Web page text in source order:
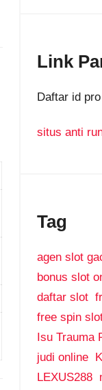
Link
Daftar id pro
situs anti
Tag
agen slot
bonus slot
daftar slot
free spin
Isu Trauma
judi online
LEXUS288